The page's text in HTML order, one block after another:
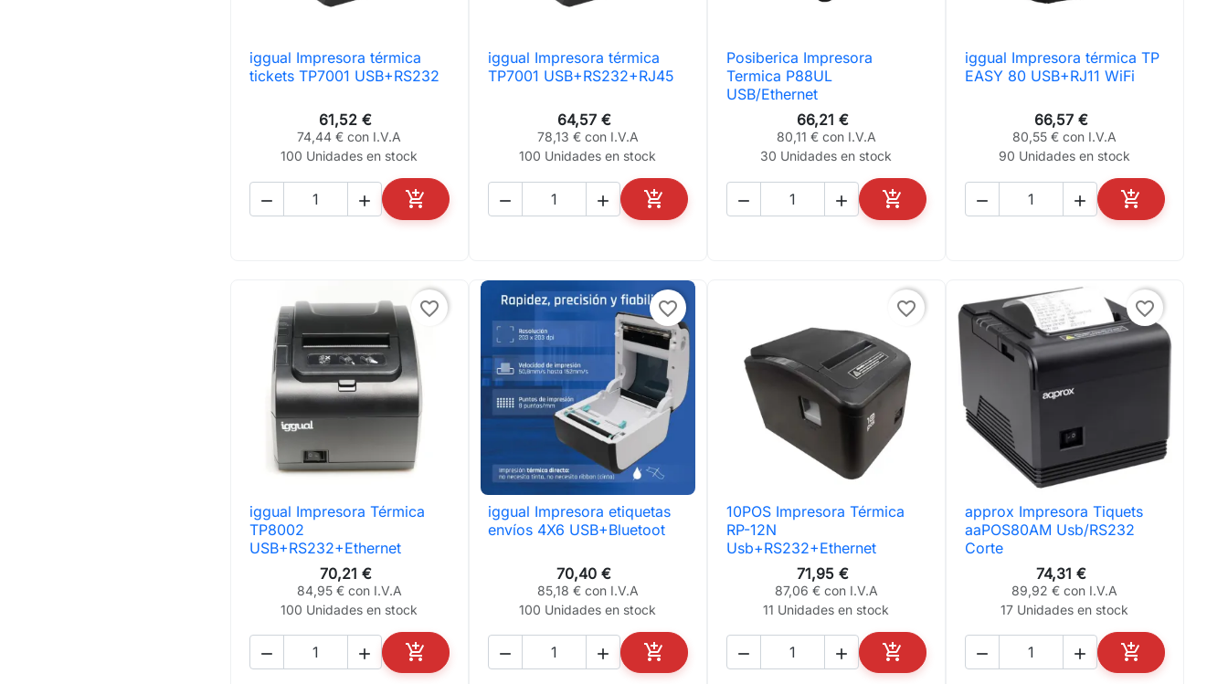
 Vista rápida
iggual Impresora térmica
tickets TP7001 USB+RS232
61,52 €
74,44 € con I.V.A
100 Unidades en stock
  
AÑADIR AL CARRITO
 Vista rápida
iggual Impresora térmica
TP7001 USB+RS232+RJ45
64,57 €
78,13 € con I.V.A
100 Unidades en stock
  
AÑADIR AL CARRITO
 Vista rápida
Posiberica Impresora
Termica P88UL
USB/Ethernet
66,21 €
80,11 € con I.V.A
30 Unidades en stock
  
AÑADIR AL CARRITO
 Vista rápida
iggual Impresora térmica TP
EASY 80 USB+RJ11 WiFi
66,57 €
80,55 € con I.V.A
90 Unidades en stock
  
AÑADIR AL
favorite_border
 Vista rápida
iggual Impresora Térmica
TP8002
USB+RS232+Ethernet
70,21 €
84,95 € con I.V.A
100 Unidades en stock
  
AÑADIR AL CARRITO
favorite_border
 Vista rápida
iggual Impresora etiquetas
envíos 4X6 USB+Bluetoot
70,40 €
85,18 € con I.V.A
100 Unidades en stock
  
AÑADIR AL CARRITO
favorite_border
 Vista rápida
10POS Impresora Térmica
RP-12N
Usb+RS232+Ethernet
71,95 €
87,06 € con I.V.A
11 Unidades en stock
  
AÑADIR AL CARRITO
favorite_border
 Vista rápida
approx Impresora Tiquets
aaPOS80AM Usb/RS232
Corte
74,31 €
89,92 € con I.V.A
17 Unidades en stock
  
AÑADIR AL